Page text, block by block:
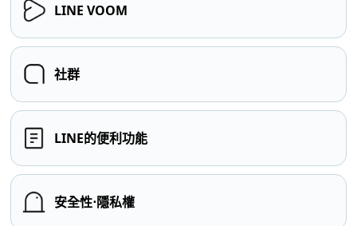
LINE VOOM
社群
LINE的便利功能
安全性⋅隱私權